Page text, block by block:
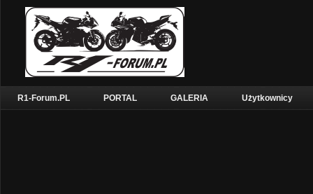
R1-Forum.PL PORTAL GALERIA Użytkownicy